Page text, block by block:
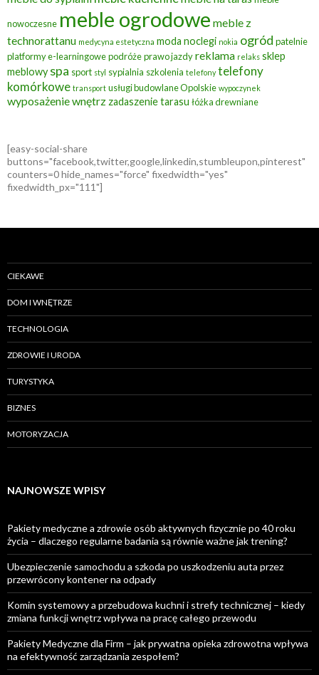
nowoczesne meble ogrodowe meble z
technorattanu medycyna estetyczna moda noclegi nokia ogród patelnie
platformy e-learningowepodróżeprawo jazdyreklama relaks sklep
meblowy spa sport styl sypialnia szkolenia telefony telefony
komórkowe transport usługi budowlane Opolskie wypoczynek
wyposażenie wnętrz zadaszenie tarasu łóżka drewniane
[easy-social-share
buttons="facebook,twitter,google,linkedin,stumbleupon,pinterest"
counters=0 hide_names="force" fixedwidth="yes"
fixedwidth_px="111"]
CIEKAWE
DOM I WNĘTRZE
TECHNOLOGIA
ZDROWIE I URODA
TURYSTYKA
BIZNES
MOTORYZACJA
NAJNOWSZE WPISY
Pakiety medyczne a zdrowie osób aktywnych fizycznie po 40 roku
życia – dlaczego regularne badania są równie ważne jak trening?
Ubezpieczenie samochodu a szkoda po uszkodzeniu auta przez
przewrócony kontener na odpady
Komin systemowy a przebudowa kuchni i strefy technicznej – kiedy
zmiana funkcji wnętrz wpływa na pracę całego przewodu
Pakiety Medyczne dla Firm – jak prywatna opieka zdrowotna wpływa
na efektywność zarządzania zespołem?